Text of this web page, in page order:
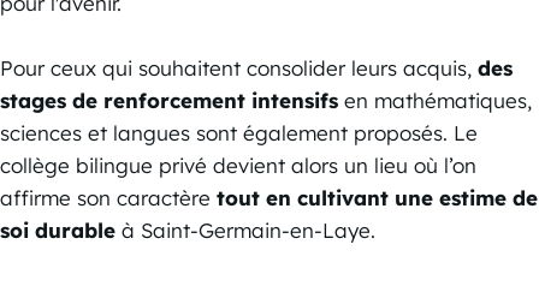
Pour ceux qui souhaitent consolider leurs acquis, des
stages de renforcement intensifs en mathématiques,
sciences et langues sont également proposés. Le
collège bilingue privé devient alors un lieu où l’on
affirme son caractère tout en cultivant une estime de
soi durable à Saint-Germain-en-Laye.